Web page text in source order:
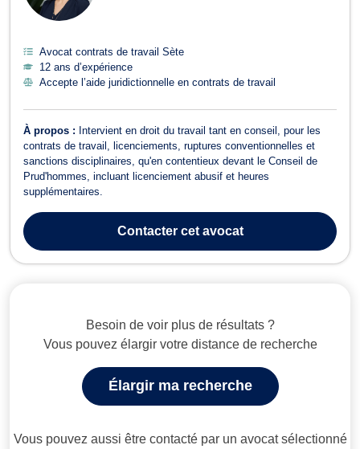
Avocat contrats de travail Sète
12 ans d’expérience
Accepte l’aide juridictionnelle en contrats de travail
À propos : Intervient en droit du travail tant en conseil, pour les
contrats de travail, licenciements, ruptures conventionnelles et
sanctions disciplinaires, qu'en contentieux devant le Conseil de
Prud'hommes, incluant licenciement abusif et heures
supplémentaires.
Contactercet avocat
Besoin de voir plus de résultats ?
Vous pouvez élargir votre distance de recherche
Élargir ma recherche
Vous pouvez aussi être contacté par un avocat sélectionné